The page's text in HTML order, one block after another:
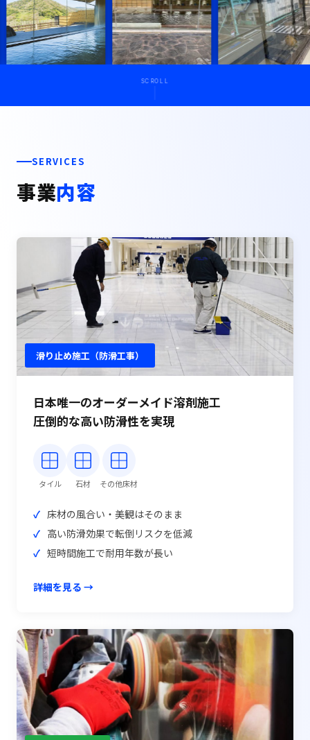
SCROLL
SERVICES
事業内容
滑り止め施工（防滑工事）
日本唯一のオーダーメイド溶剤施工
圧倒的な高い防滑性を実現
タイル 石材 その他床材
床材の風合い・美観はそのまま
高い防滑効果で転倒リスクを低減
短時間施工で耐用年数が長い
詳細を見る →